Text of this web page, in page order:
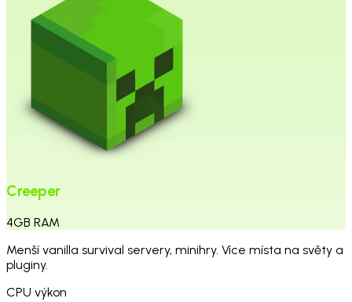
Creeper
4GB RAM
Menší vanilla survival servery, minihry. Více místa na světy a
pluginy.
CPU výkon